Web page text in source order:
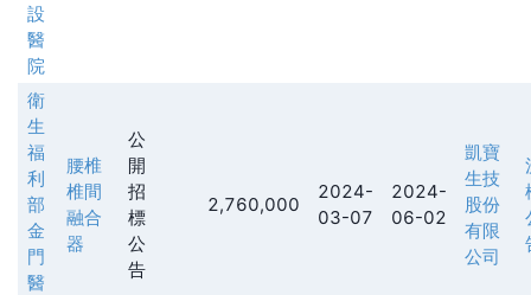
設
醫
院
衛
生
福
利
部
金
門
醫
腰椎
椎間
融合
器
公
開
招
標
公
告
2,760,000
2024-
03-07
2024-
06-02
凱寶
生技
股份
有限
公司